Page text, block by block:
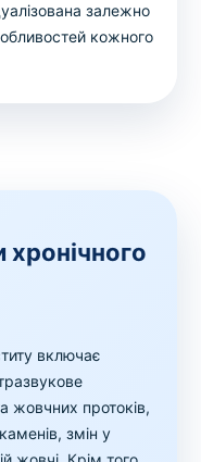
залежно
кожного
хронічного
включає
жовчних протоків,
змін у